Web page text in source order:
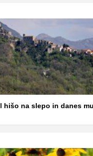
hišo na slepo in danes